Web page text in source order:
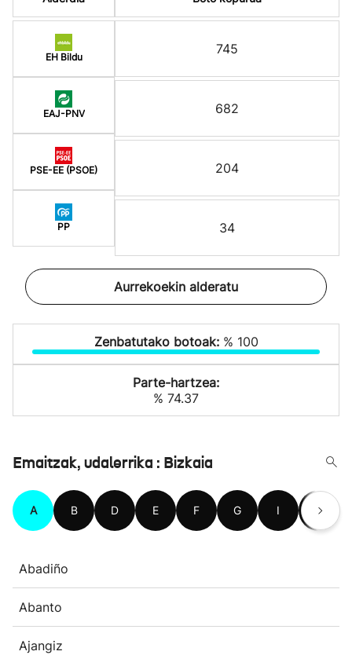
EH Bildu
EAJ-PNV
PSE-EE (PSOE)
PP
745
682
204
34
Aurrekoekin alderatu
Zenbatutako botoak: % 100
Parte-hartzea:
% 74.37
Emaitzak, udalerrika : Bizkaia
A B D E F G I J
Abadiño
Abanto
Ajangiz